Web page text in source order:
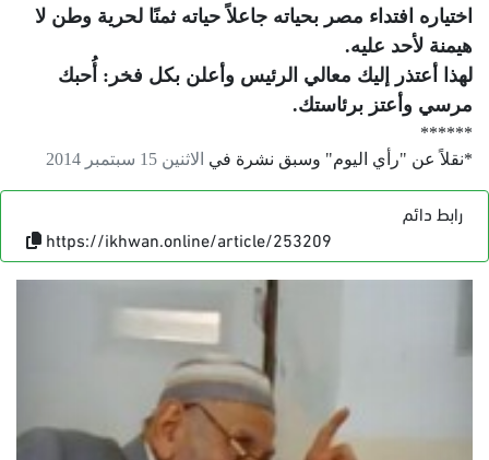
اختياره افتداء مصر بحياته جاعلاً حياته ثمنًا لحرية وطن لا
هيمنة لأحد عليه.
لهذا أعتذر إليك معالي الرئيس وأعلن بكل فخر: أُحبك
مرسي وأعتز برئاستك.
******
*نقلاً عن "رأي اليوم" وسبق نشرة في الاثنين 15 سبتمبر 2014
رابط دائم
https://ikhwan.online/article/253209